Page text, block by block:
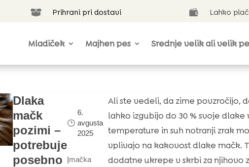
 Prihrani pri dostavi  Lahko
Mladiček Majhen pes Srednje velik ali velik
Dlaka
mačk
pozimi –
potrebuje
posebno
6.
avgusta
2025
|mačka
Ali ste vedeli, da zime povzročijo,
lahko izgubijo do 30 % svoje dlake
temperature in suh notranji zrak
vplivajo na kakovost dlake mačk.
dodatne ukrepe v skrbi za njihovo